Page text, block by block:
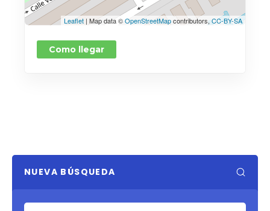
Leaflet | Map data ©OpenStreetMapcontributors,CC-BY-SA
Como llegar
NUEVA BÚSQUEDA